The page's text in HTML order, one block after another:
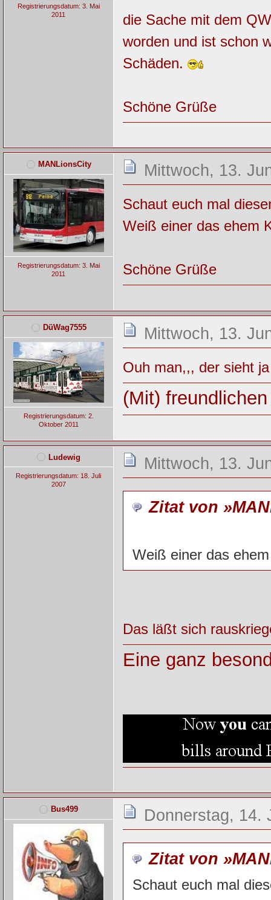
Registrierungsdatum: 3. Mai
2011
die Sache mit dem
worden und ist schon
Schäden.
Schöne Grüße
MANLionsCity
Registrierungsdatum: 3. Mai
2011
Mittwoch, 13.
Schaut euch mal
Weiß einer das ehem
Schöne Grüße
DüWag7555
Registrierungsdatum: 2.
Oktober 2011
Mittwoch, 13.
Ouh man,,, der sieht
(Mit)
Ludewig
Registrierungsdatum: 18. Juli
2007
Mittwoch, 13.
Zitat von
Weiß einer das
Das läßt sich
Eine ganz
Bus499 Donnerstag, 14.
Zitat von
Schaut euch mal